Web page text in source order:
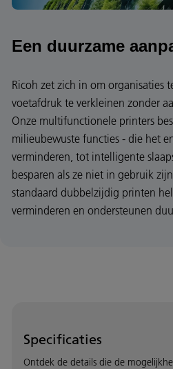
Een duurzame
Ricoh zet zich in om organisaties
voetafdruk te verkleinen zonder
Onze multifunctionele printers
milieubewuste functies - die het
verminderen, tot intelligente
besparen als ze niet in gebruik
standaard dubbelzijdig printen
verminderen en ondersteunen
Specificaties
Ontdek de details die de